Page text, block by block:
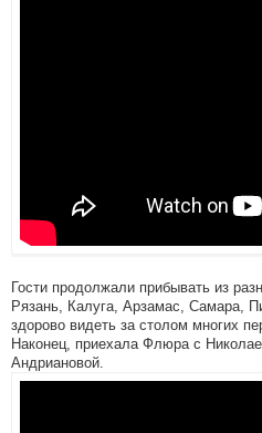
Гости продолжали прибывать из
Рязань, Калуга, Арзамас, Самара,
здорово видеть за столом многих
Наконец, приехала Флюра с
Андриановой.